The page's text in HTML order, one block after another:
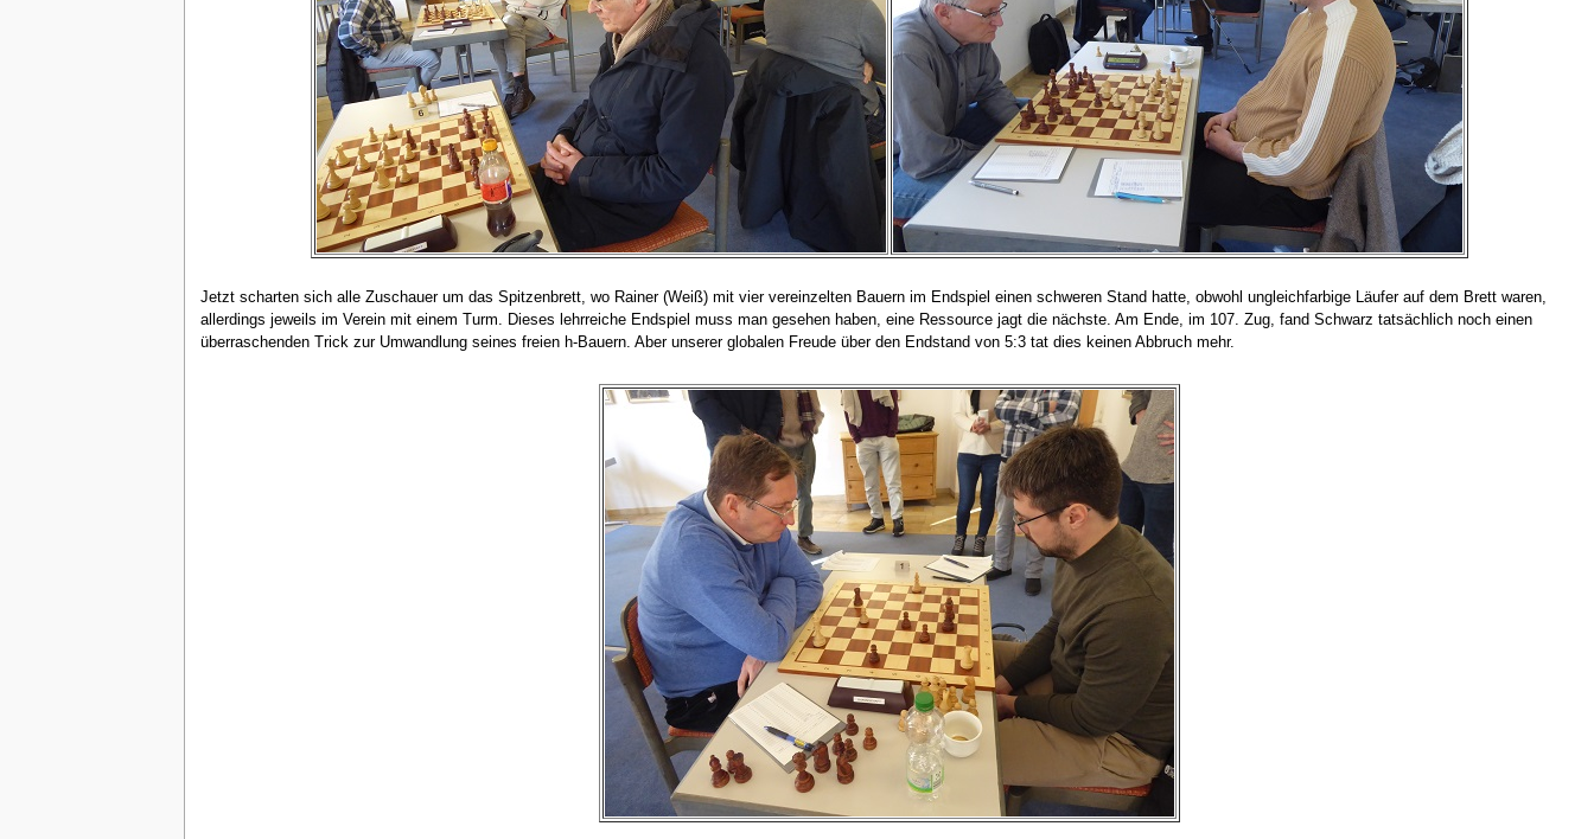
Jetzt scharten sich alle Zuschauer um das Spitzenbrett, wo Rainer (Weiß) mit vier vereinzelten Bauern im Endspiel einen schweren Stand hatte, obwohl ungleichfarbige Läufer auf dem Brett waren,
allerdings jeweils im Verein mit einem Turm. Dieses lehrreiche Endspiel muss man gesehen haben, eine Ressource jagt die nächste. Am Ende, im 107. Zug, fand Schwarz tatsächlich noch einen
überraschenden Trick zur Umwandlung seines freien h-Bauern. Aber unserer globalen Freude über den Endstand von 5:3 tat dies keinen Abbruch mehr.